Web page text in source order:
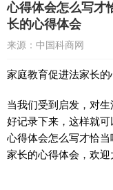
心得体会怎么写才
长的心得体会
来源：中国科商网
家庭教育促进法家长
当我们受到启发，对
好记录下来，这样就
心得体会怎么写才恰
家长的心得体会，欢迎